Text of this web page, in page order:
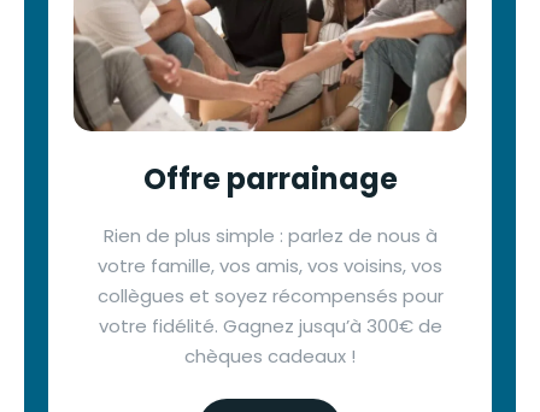
Offre parrainage
Rien de plus simple : parlez de nous à
votre famille, vos amis, vos voisins, vos
collègues et soyez récompensés pour
votre fidélité. Gagnez jusqu’à 300€ de
chèques cadeaux !